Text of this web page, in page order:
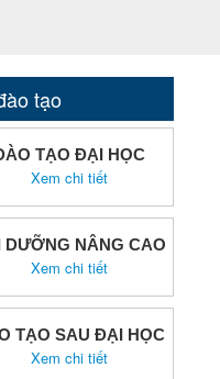
tạo
TẠO ĐẠI HỌC
Xem chi tiết
DƯỠNG NÂNG CAO
Xem chi tiết
TẠO SAU ĐẠI HỌC
Xem chi tiết